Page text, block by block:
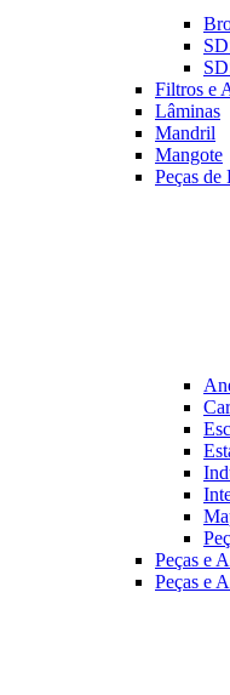
Filtros e
Lâminas
Mandril
Mangote
Peças de
Peças e
Peças e